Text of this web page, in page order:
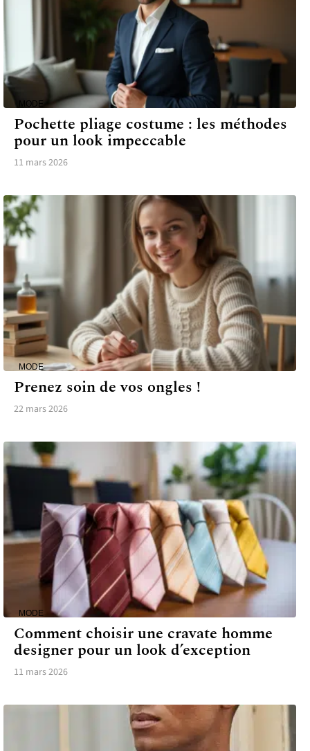
MODE
Pochette pliage costume : les méthodes
pour un look impeccable
11 mars 2026
MODE
Prenez soin de vos ongles !
22 mars 2026
MODE
Comment choisir une cravate homme
designer pour un look d’exception
11 mars 2026